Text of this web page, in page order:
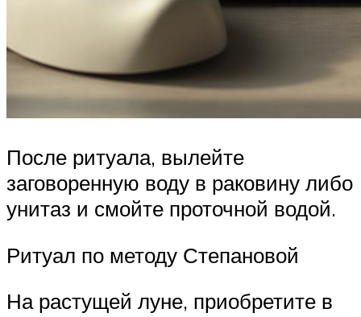
После ритуала, вылейте
заговоренную воду в раковину либо
унитаз и смойте проточной водой.
Ритуал по методу Степановой
На растущей луне, приобретите в